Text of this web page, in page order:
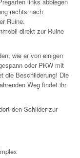
rechts nach
Ruine.
direkt zur Ruine
wie er von einigen
oder PKW mit
die Beschilderung! Die
Weg findet ihr
den Schilder zur